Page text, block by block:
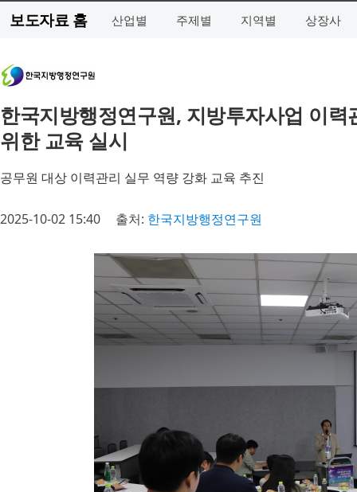
보도자료 홈 산업별 주제별 지역별 상장사
한국지방행정연구원, 지방투자사업 이
위한 교육 실시
공무원 대상 이력관리 실무 역량 강화 교육 추진
2025-10-02 15:40 출처: 한국지방행정연구원